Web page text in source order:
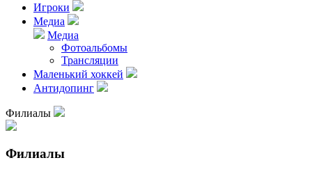
Игроки
Медиа
Медиа
Фотоальбомы
Трансляции
Маленький хоккей
Антидопинг
Филиалы
Филиалы